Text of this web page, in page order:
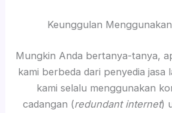
Keunggulan
Mungkin Anda bertanya-tanya,
kami berbeda dari penyedia jasa
kami selalu menggunakan
cadangan (redundant internet)